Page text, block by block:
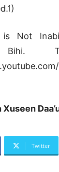
is Not
Bihi.
Twitter